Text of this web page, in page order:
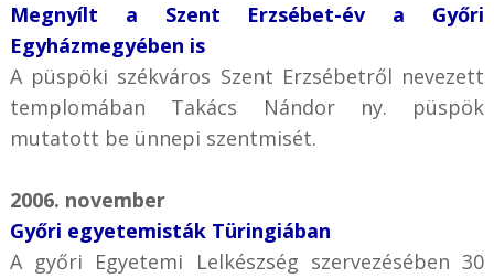
Megnyílt a Szent Erzsébet-év a Győri
Egyházmegyében is
A püspöki székváros Szent Erzsébetről nevezett
templomában Takács Nándor ny. püspök
mutatott be ünnepi szentmisét.
2006. november
Győri egyetemisták Türingiában
A győri Egyetemi Lelkészség szervezésében 30